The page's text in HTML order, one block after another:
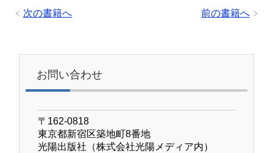
前の書籍へ
次の書籍へ
お問い合わせ
〒162-0818
東京都新宿区築地町8番地
光陽出版社（株式会社光陽メディア内）